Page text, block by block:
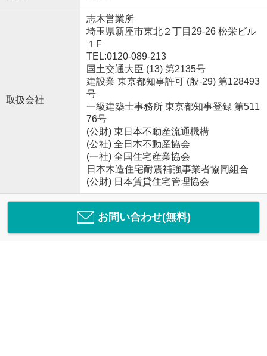
取扱会社
志木営業所
埼玉県新座市東北２丁目29-26 松栄ビル
１F
TEL:0120-089-213
国土交通大臣 (13) 第2135号
建設業 東京都知事許可 (般-29) 第128493
号
一級建築士事務所 東京都知事登録 第511
76号
(公財) 東日本不動産流通機構
(公社) 全日本不動産協会
(一社) 全国住宅産業協会
日本木造住宅耐震補強事業者協同組合
(公財) 日本賃貸住宅管理協会
お問い合わせ(無料)